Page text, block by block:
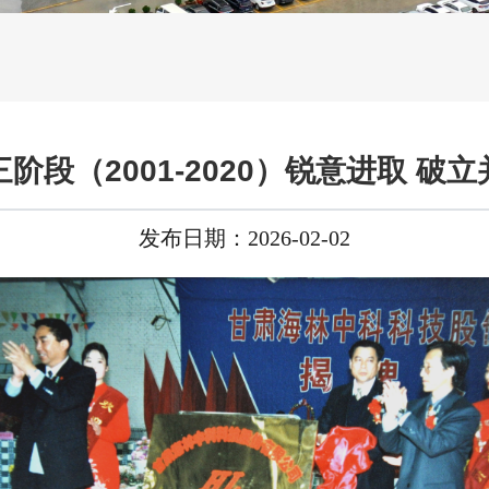
阶段（2001-2020）锐意进取 破立
发布日期：2026-02-02